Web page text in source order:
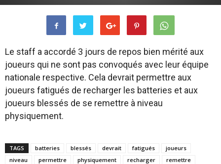
Le staff a accordé 3 jours de repos bien mérité aux
joueurs qui ne sont pas convoqués avec leur équipe
nationale respective. Cela devrait permettre aux
joueurs fatigués de recharger les batteries et aux
joueurs blessés de se remettre à niveau
physiquement.
TAGS batteries blessés devrait fatigués
joueurs
niveau
permettre physiquement recharger remettre